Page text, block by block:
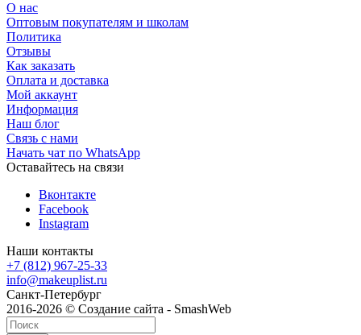
О нас
Оптовым покупателям и школам
Политика
Отзывы
Как заказать
Оплата и доставка
Мой аккаунт
Информация
Наш блог
Связь с нами
Начать чат по WhatsApp
Оставайтесь на связи
Вконтакте
Facebook
Instagram
Наши контакты
+7 (812) 967-25-33
info@makeuplist.ru
Санкт-Петербург
2016-2026 © Создание сайта - SmashWeb